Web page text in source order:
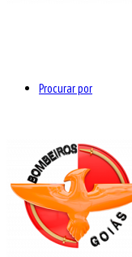
Procurar por